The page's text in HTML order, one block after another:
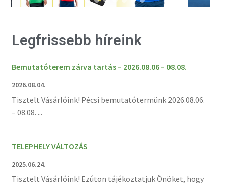
Kapcsolat
Legfrissebb híreink
Bemutatóterem zárva tartás – 2026.08.06 – 08.08.
2026.08.04.
Tisztelt Vásárlóink! Pécsi bemutatótermünk 2026.08.06.
– 08.08. ...
TELEPHELY VÁLTOZÁS
2025.06.24.
Tisztelt Vásárlóink! Ezúton tájékoztatjuk Önöket, hogy